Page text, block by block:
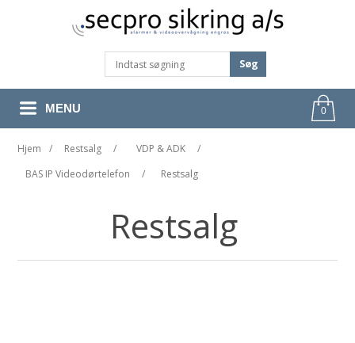
Søg
0
MENU
Hjem / Restsalg / VDP & ADK
/
BAS IP Videodørtelefon
/ Restsalg
Restsalg